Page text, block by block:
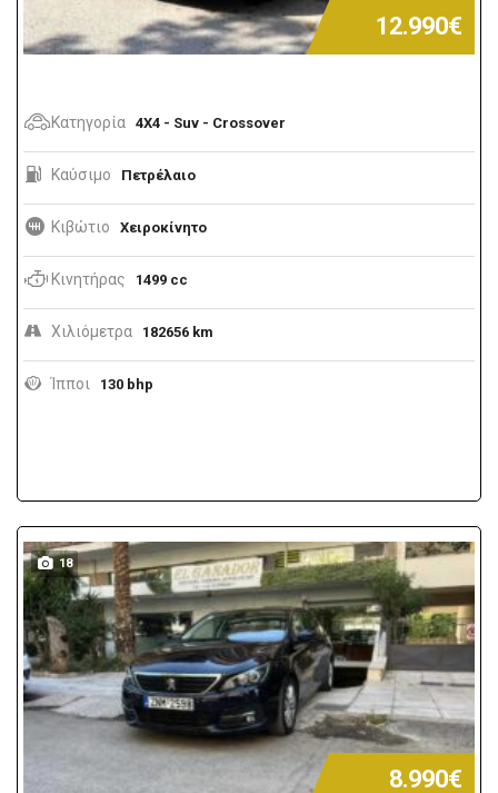
12.990€
Κατηγορία 4X4 - Suv - Crossover
Καύσιμο Πετρέλαιο
Κιβώτιο Χειροκίνητο
Κινητήρας 1499 cc
Χιλιόμετρα 182656 km
Ίπποι 130 bhp
18
8.990€